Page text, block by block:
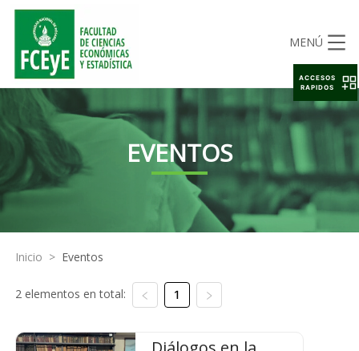
MENÚ
EVENTOS
Inicio > Eventos
2 elementos en total: 1
ACCESOS
RAPIDOS